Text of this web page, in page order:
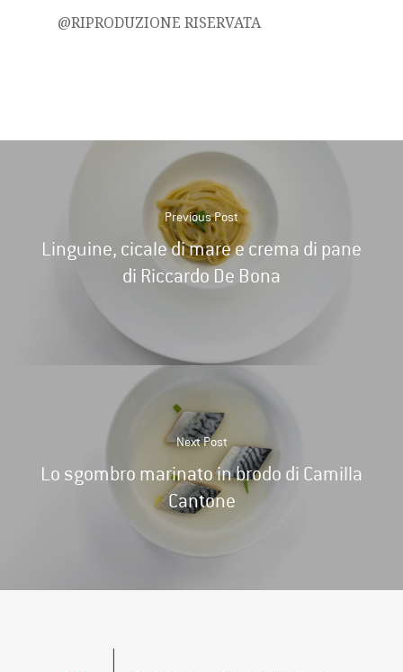
@RIPRODUZIONE RISERVATA
Previous Post
Linguine, cicale di mare e crema di pane
di Riccardo De Bona
Next Post
Lo sgombro marinato in brodo di Camilla
Cantone